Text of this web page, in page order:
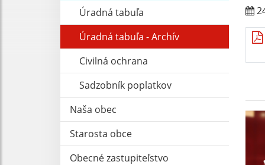
Úradná tabuľa
Úradná tabuľa - Archív
Civilná ochrana
Sadzobník poplatkov
Naša obec
Starosta obce
Obecné zastupiteľstvo